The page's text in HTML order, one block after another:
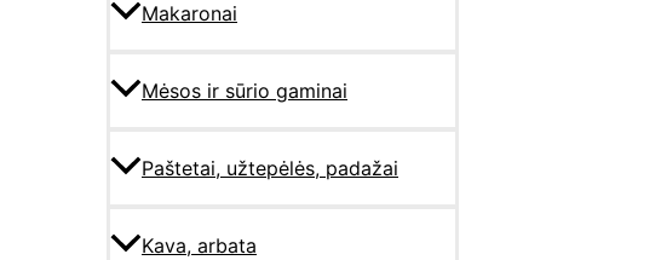
Makaronai
Mėsos ir sūrio gaminai
Paštetai, užtepėlės, padažai
Kava, arbata